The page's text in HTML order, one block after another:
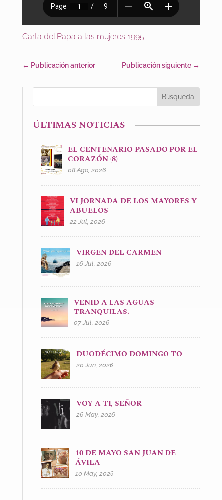
Carta del Papa a las mujeres 1995
← Publicación anterior Publicación siguiente →
ÚLTIMAS NOTICIAS
EL CENTENARIO PASADO POR EL
CORAZÓN (8)
08 Ago, 2026
VI JORNADA DE LOS MAYORES Y
ABUELOS
22 Jul, 2026
VIRGEN DEL CARMEN
16 Jul, 2026
VENID A LAS AGUAS
TRANQUILAS.
07 Jul, 2026
DUODÉCIMO DOMINGO TO
20 Jun, 2026
VOY A TI, SEÑOR
26 May, 2026
10 DE MAYO SAN JUAN DE
ÁVILA
10 May, 2026